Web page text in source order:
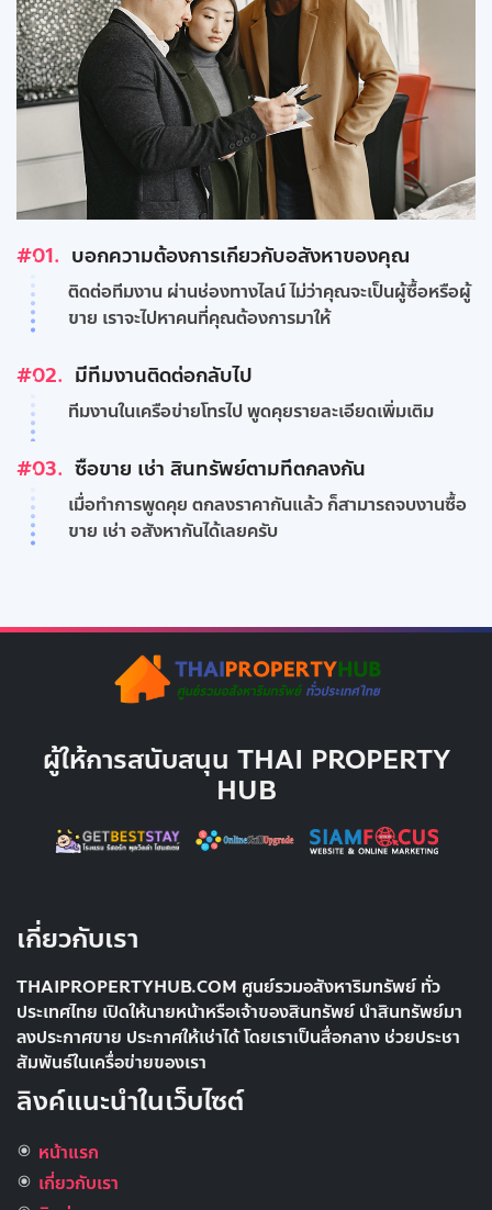
#01. บอกความต้องการเกี่ยวกับอสังหาของคุณ
ติดต่อทีมงาน ผ่านช่องทางไลน์ ไม่ว่าคุณจะเป็นผู้ซื้อหรือผู้
ขาย เราจะไปหาคนที่คุณต้องการมาให้
#02. มีทีมงานติดต่อกลับไป
ทีมงานในเครือข่ายโทรไป พูดคุยรายละเอียดเพิ่มเติม
#03. ซื้อขาย เช่า สินทรัพย์ตามที่ตกลงกัน
เมื่อทำการพูดคุย ตกลงราคากันแล้ว ก็สามารถจบงานซื้อ
ขาย เช่า อสังหากันได้เลยครับ
ผู้ให้การสนับสนุน THAI PROPERTY
HUB
เกี่ยวกับเรา
THAIPROPERTYHUB.COM ศูนย์รวมอสังหาริมทรัพย์ ทั่ว
ประเทศไทย เปิดให้นายหน้าหรือเจ้าของสินทรัพย์ นำสินทรัพย์มา
ลงประกาศขาย ประกาศให้เช่าได้ โดยเราเป็นสื่อกลาง ช่วยประชา
สัมพันธ์ในเครื่อข่ายของเรา
ลิงค์แนะนำในเว็บไซต์
หน้าแรก
เกี่ยวกับเรา